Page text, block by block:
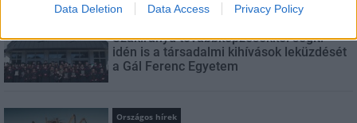
Data Deletion Data Access Privacy Policy
Szakirányú továbbképzésekkel segíti
idén is a társadalmi kihívások leküzdését
a Gál Ferenc Egyetem
Országos hírek